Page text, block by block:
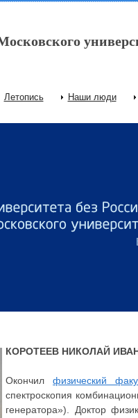
меню
Летопись Наши люди
КОРОТЕЕВ НИКОЛАЙ
Окончилфизический
спектроскопия
генератора»). Доктор